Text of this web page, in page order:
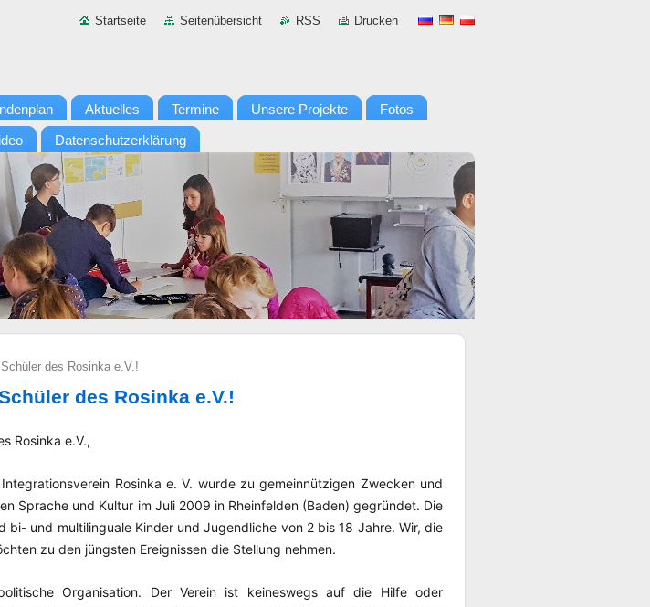
Startseite Seitenübersicht RSS Drucken
Aktuelles Termine Unsere Projekte Fotos
Datenschutzerklärung
des Rosinka e.V.!
des Rosinka e.V.!
Rosinka e.V.,
Rosinka e. V. wurde zu gemeinnützigen Zwecken und
Sprache und Kultur im Juli 2009 in Rheinfelden (Baden) gegründet. Die
bi- und multilinguale Kinder und Jugendliche von 2 bis 18 Jahre. Wir, die
zu den jüngsten Ereignissen die Stellung nehmen.
Organisation. Der Verein ist keineswegs auf die Hilfe oder